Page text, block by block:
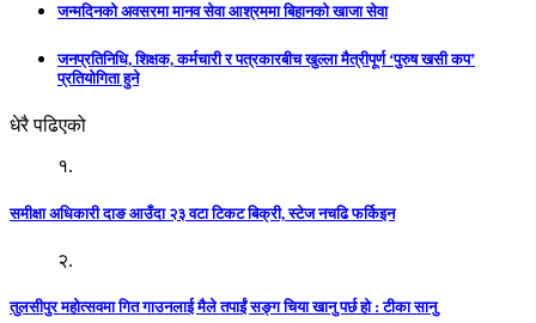
जन्मदिनको अवसरमा मानव सेवा आश्रममा बिहानको खाजा सेवा
जनप्रतिनिधि, शिक्षक, कर्मचारी र पत्रकारबीच खुल्ला मैत्रीपूर्ण ‘पुरुष खसी कप’
प्रतियोगिता हुने
धेरै पढिएको
१.
समीक्षा अधिकारी दाङ आउँदा २३ वटा टिकट बिक्री, स्टेज नचढि फर्किइन
२.
तुलसीपुर महोत्सवमा गित गाउनलाई मैले तपाईं सङ्ग चिया खानु पर्छ हो : टीका सानु